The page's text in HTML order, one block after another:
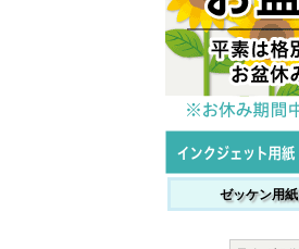
ゼッケン用紙